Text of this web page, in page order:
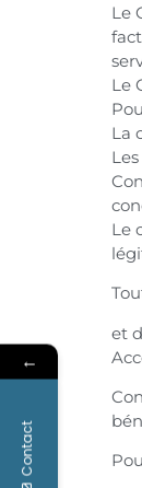
Le
Le
La
Le
et
←
Contact